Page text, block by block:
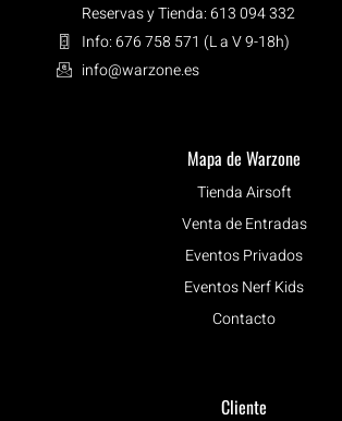
Reservas y Tienda: 613 094 332
Info: 676 758 571 (L a V 9-18h)
info@warzone.es
Mapa de Warzone
Tienda Airsoft
Venta de Entradas
Eventos Privados
Eventos Nerf Kids
Contacto
Cliente